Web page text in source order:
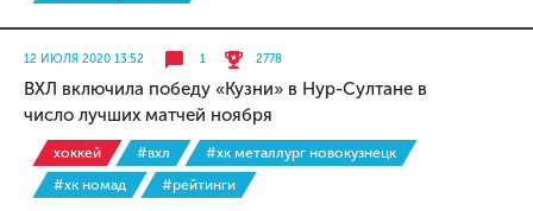
12 ИЮЛЯ 2020 13:52 1 2778
ВХЛ включила победу «Кузни» в Нур-Султане в
число лучших матчей ноября
хоккей #вхл
#хк металлург новокузнецк
#хк номад
#рейтинги